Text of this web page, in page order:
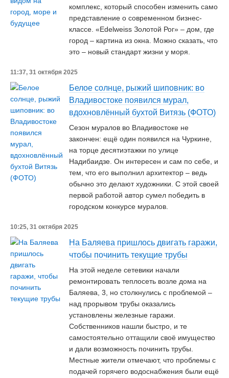
комплекс, который способен изменить само
представление о современном бизнес-
классе. «Edelweiss Золотой Рог» – дом, где
город – картина из окна. Можно сказать, что
это – новый стандарт жизни у моря.
11:37, 31 октября 2025
Белое солнце, рыжий шиповник: во
Владивостоке появился мурал,
вдохновлённый бухтой Витязь (ФОТО)
Сезон муралов во Владивостоке не
закончен: ещё один появился на Чуркине,
на торце десятиэтажки по улице
Надибаидзе. Он интересен и сам по себе, и
тем, что его выполнил архитектор – ведь
обычно это делают художники. С этой своей
первой работой автор сумел победить в
городском конкурсе муралов.
10:25, 31 октября 2025
На Баляева пришлось двигать гаражи,
чтобы починить текущие трубы
На этой неделе сетевики начали
ремонтировать теплосеть возле дома на
Баляева, 3, но столкнулись с проблемой –
над прорывом трубы оказались
установлены железные гаражи.
Собственников нашли быстро, и те
самостоятельно оттащили своё имущество
и дали возможность починить трубы.
Местные жители отмечают, что проблемы с
подачей горячего водоснабжения были ещё